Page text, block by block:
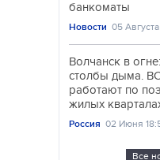
банкоматы
Новости 05
Волчанск в
столбы дыма.
работают по
жилых
Россия 02 Июня
Все